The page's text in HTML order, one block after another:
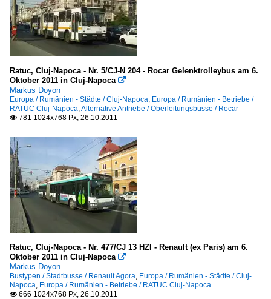
Ratuc, Cluj-Napoca - Nr. 5/CJ-N 204 - Rocar Gelenktrolleybus am 6.
Oktober 2011 in Cluj-Napoca 
Markus Doyon
Europa / Rumänien - Städte / Cluj-Napoca, Europa / Rumänien - Betriebe /
RATUC Cluj-Napoca,Alternative Antriebe / Oberleitungsbusse / Rocar
 781 1024x768 Px, 26.10.2011
Ratuc, Cluj-Napoca - Nr. 477/CJ 13 HZI - Renault (ex Paris) am 6.
Oktober 2011 in Cluj-Napoca 
Markus Doyon
Bustypen / Stadtbusse / Renault Agora, Europa / Rumänien - Städte / Cluj-
Napoca, Europa / Rumänien - Betriebe / RATUC Cluj-Napoca
 666 1024x768 Px, 26.10.2011